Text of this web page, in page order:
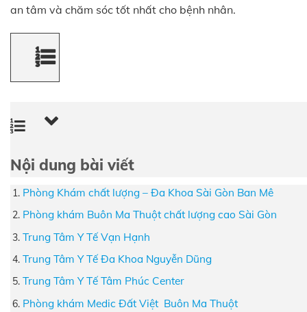
an tâm và chăm sóc tốt nhất cho bệnh nhân.
Nội dung bài viết
Phòng Khám chất lượng – Đa Khoa Sài Gòn Ban Mê
Phòng khám Buôn Ma Thuột chất lượng cao Sài Gòn
Trung Tâm Y Tế Vạn Hạnh
Trung Tâm Y Tế Đa Khoa Nguyễn Dũng
Trung Tâm Y Tế Tâm Phúc Center
Phòng khám Medic Đất Việt Buôn Ma Thuột